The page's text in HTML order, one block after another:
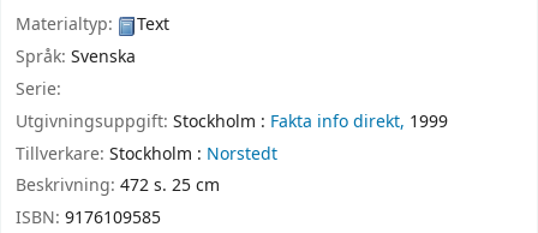
Materialtyp:
Text
Språk: Svenska
Serie:
Utgivningsuppgift: Stockholm : Fakta info direkt, 1999
Tillverkare: Stockholm : Norstedt
Beskrivning: 472 s. 25 cm
ISBN: 9176109585